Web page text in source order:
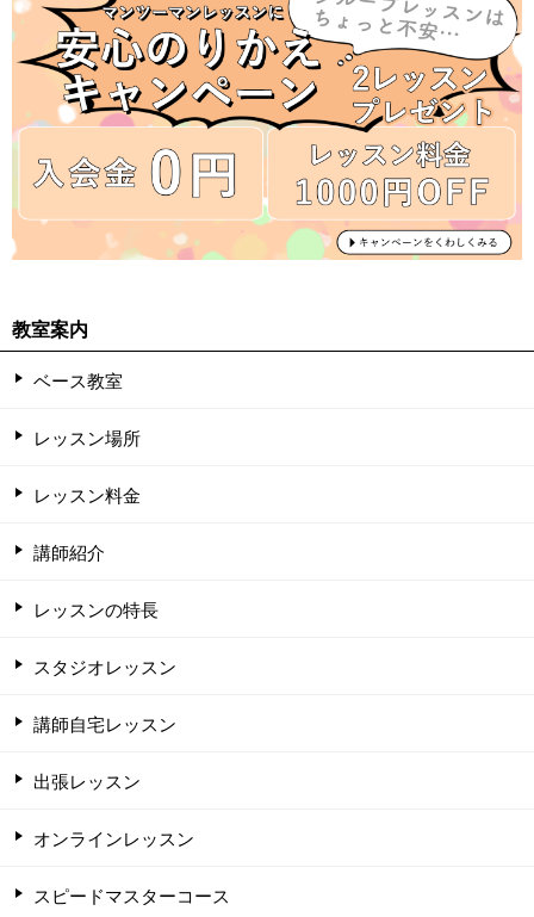
教室案内
ベース教室
レッスン場所
レッスン料金
講師紹介
レッスンの特長
スタジオレッスン
講師自宅レッスン
出張レッスン
オンラインレッスン
スピードマスターコース